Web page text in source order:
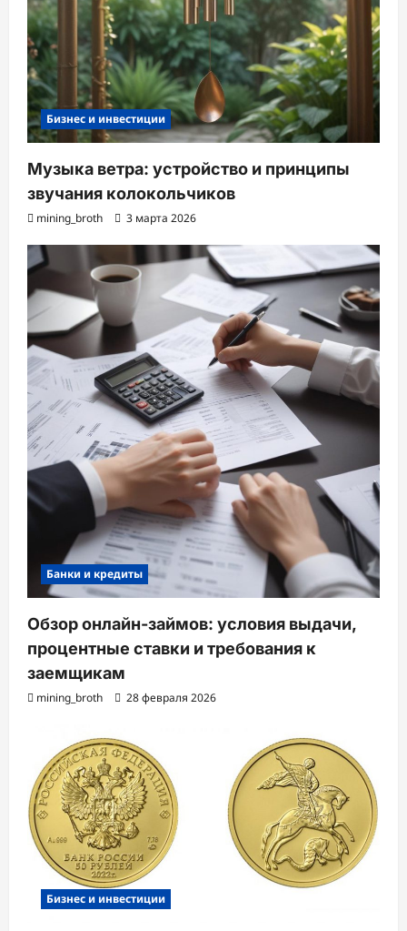
Бизнес и инвестиции
Музыка ветра: устройство и принципы
звучания колокольчиков
mining_broth 3 марта 2026
Банки и кредиты
Обзор онлайн-займов: условия выдачи,
процентные ставки и требования к
заемщикам
mining_broth 28 февраля 2026
Бизнес и инвестиции